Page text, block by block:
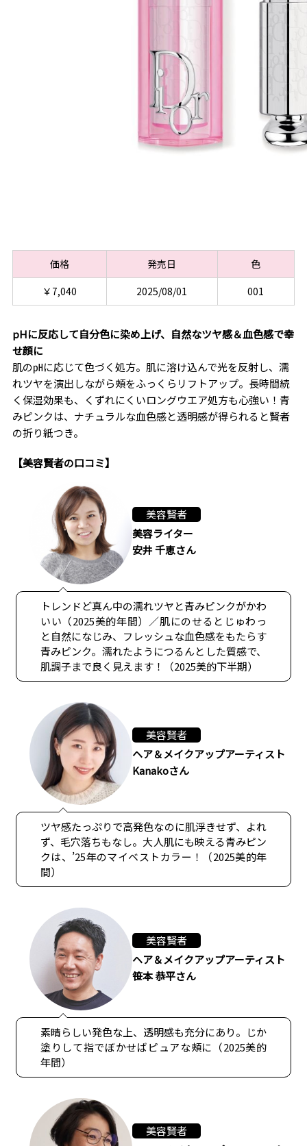
価格 発売日
色
￥7,040
2025/08/01 001
pHに反応して自分色に染め上げ、自然なツヤ感＆血色感で幸
せ顔に
肌の㏗に応じて色づく処方。肌に溶け込んで光を反射し、濡
れツヤを演出しながら頰をふっくらリフトアップ。長時間続
く保湿効果も、くずれにくいロングウエア処方も心強い！青
みピンクは、ナチュラルな血色感と透明感が得られると賢者
の折り紙つき。
【美容賢者の口コミ】
美容賢者
美容ライター
安井 千恵さん
トレンドど真ん中の濡れツヤと青みピンクがかわ
いい（2025美的年間）／肌にのせるとじゅわっ
と自然になじみ、フレッシュな血色感をもたらす
青みピンク。濡れたようにつるんとした質感で、
肌調子まで良く見えます！（2025美的下半期）
美容賢者
ヘア＆メイクアップアーティスト
Kanakoさん
ツヤ感たっぷりで高発色なのに肌浮きせず、よれ
ず、毛穴落ちもなし。大人肌にも映える青みピン
クは、’25年のマイベストカラー！（2025美的年
間）
美容賢者
ヘア＆メイクアップアーティスト
笹本 恭平さん
素晴らしい発色な上、透明感も充分にあり。じか
塗りして指でぼかせばピュアな頰に（2025美的
年間）
美容賢者